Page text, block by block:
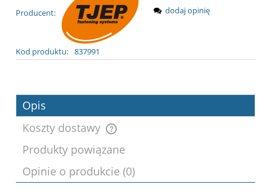
Producent:
Kod produktu: 837991
dodaj opinię
Opis
Koszty dostawy
płatności
Produkty powiązane
Opinie o produkcie (0)